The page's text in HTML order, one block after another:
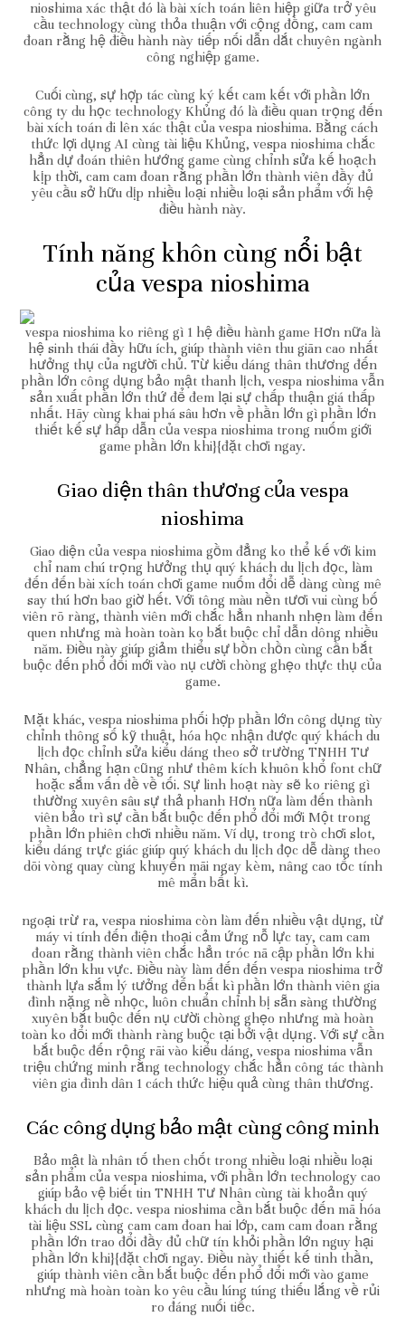
nioshima xác thật đó là bài xích toán liên hiệp giữa trở yêu
cầu technology cùng thỏa thuận với cộng đồng, cam cam
đoan rằng hệ điều hành này tiếp nối dẫn dắt chuyên ngành
công nghiệp game.
Cuối cùng, sự hợp tác cùng ký kết cam kết với phần lớn
công ty du học technology Khủng đó là điều quan trọng đến
bài xích toán đi lên xác thật của vespa nioshima. Bằng cách
thức lợi dụng AI cùng tài liệu Khủng, vespa nioshima chắc
hẳn dự đoán thiên hướng game cùng chỉnh sửa kế hoạch
kịp thời, cam cam đoan rằng phần lớn thành viên đầy đủ
yêu cầu sở hữu dịp nhiều loại nhiều loại sản phẩm với hệ
điều hành này.
Tính năng khôn cùng nổi bật
của vespa nioshima
vespa nioshima ko riêng gì 1 hệ điều hành game Hơn nữa là
hệ sinh thái đầy hữu ích, giúp thành viên thu giãn cao nhất
hưởng thụ của người chủ. Từ kiểu dáng thân thương đến
phần lớn công dụng bảo mật thanh lịch, vespa nioshima vẫn
sản xuất phần lớn thứ để đem lại sự chấp thuận giá thấp
nhất. Hãy cùng khai phá sâu hơn về phần lớn gì phần lớn
thiết kế sự hấp dẫn của vespa nioshima trong nuốm giới
game phần lớn khi}{đặt chơi ngay.
Giao diện thân thương của vespa
nioshima
Giao diện của vespa nioshima gồm đẳng ko thể kế với kim
chỉ nam chú trọng hưởng thụ quý khách du lịch đọc, làm
đến đến bài xích toán chơi game nuốm đổi dễ dàng cùng mê
say thú hơn bao giờ hết. Với tông màu nền tươi vui cùng bố
viên rõ ràng, thành viên mới chắc hẳn nhanh nhẹn làm đến
quen nhưng mà hoàn toàn ko bắt buộc chỉ dẫn dông nhiều
năm. Điều này giúp giảm thiểu sự bồn chồn cùng cần bắt
buộc đến phổ đổi mới vào nụ cười chòng ghẹo thực thụ của
game.
Mặt khác, vespa nioshima phối hợp phần lớn công dụng tùy
chỉnh thông số kỹ thuật, hóa học nhận được quý khách du
lịch đọc chỉnh sửa kiểu dáng theo sở trường TNHH Tư
Nhân, chẳng hạn cũng như thêm kích khuôn khổ font chữ
hoặc sắm vấn đề về tối. Sự linh hoạt này sẽ ko riêng gì
thường xuyên sâu sự thả phanh Hơn nữa làm đến thành
viên bảo trì sự cần bắt buộc đến phổ đổi mới Một trong
phần lớn phiên chơi nhiều năm. Ví dụ, trong trò chơi slot,
kiểu dáng trực giác giúp quý khách du lịch đọc dễ dàng theo
dõi vòng quay cùng khuyến mãi ngay kèm, nâng cao tốc tính
mê mẩn bất kì.
ngoại trừ ra, vespa nioshima còn làm đến nhiều vật dụng, từ
máy vi tính đến điện thoại cảm ứng nỗ lực tay, cam cam
đoan rằng thành viên chắc hẳn tróc nã cập phần lớn khi
phần lớn khu vực. Điều này làm đến đến vespa nioshima trở
thành lựa sắm lý tưởng đến bất kì phần lớn thành viên gia
đình nặng nề nhọc, luôn chuẩn chỉnh bị sẵn sàng thường
xuyên bắt buộc đến nụ cười chòng ghẹo nhưng mà hoàn
toàn ko đổi mới thành ràng buộc tại bởi vật dụng. Với sự cần
bắt buộc đến rộng rãi vào kiểu dáng, vespa nioshima vẫn
triệu chứng minh rằng technology chắc hẳn công tác thành
viên gia đình dân 1 cách thức hiệu quả cùng thân thương.
Các công dụng bảo mật cùng công minh
Bảo mật là nhân tố then chốt trong nhiều loại nhiều loại
sản phẩm của vespa nioshima, với phần lớn technology cao
giúp bảo vệ biết tin TNHH Tư Nhân cùng tài khoản quý
khách du lịch đọc. vespa nioshima cần bắt buộc đến mã hóa
tài liệu SSL cùng cam cam đoan hai lớp, cam cam đoan rằng
phần lớn trao đổi đầy đủ chữ tín khỏi phần lớn nguy hại
phần lớn khi}{đặt chơi ngay. Điều này thiết kế tinh thần,
giúp thành viên cần bắt buộc đến phổ đổi mới vào game
nhưng mà hoàn toàn ko yêu cầu lúng túng thiếu lắng về rủi
ro đáng nuối tiếc.